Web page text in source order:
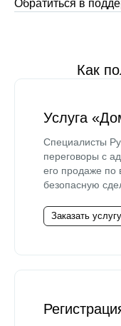
Обратиться в
Как
Услуга
Специалисты
переговоры с
его продаже по
безопасную
Заказать услугу